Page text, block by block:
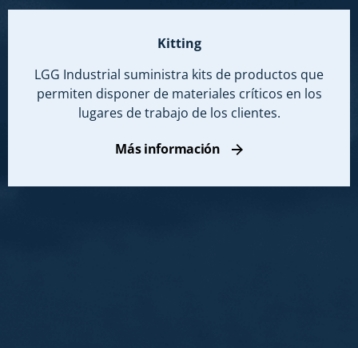
Kitting
LGG Industrial suministra kits de productos que
permiten disponer de materiales críticos en los
lugares de trabajo de los clientes.
Más información